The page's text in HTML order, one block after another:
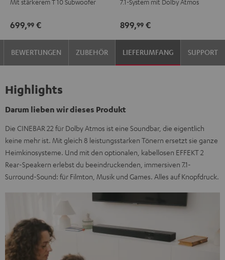
Edition
Dolby
Atmos
"5.1-
Set"
Edition
Dolby
Atmos
"5.1-
Set"
Mit stärkerem T 10 Subwoofer
699,99 €
für
Atmos
"7.1-
Set"
Schwarz
für
Atmos
"7.1-
Set"
Weiß
7.1-System mit Dolby Atmos
899,99 €
BEWERTUNGEN ZUBEHÖR LIEFERUMFANG SUPPORT
Highlights
Darum lieben wir dieses Produkt
Die CINEBAR 22 für Dolby Atmos ist eine Soundbar, die eigentlich
keine mehr ist. Mit gleich 8 leistungsstarken Tönern ersetzt sie ganze
Heimkinosysteme. Und mit den optionalen, kabellosen EFFEKT 2
Rear-Speakern erlebst du beeindruckenden, immersiven 7.1-
Surround-Sound: für Filmton, Musik und Games. Alles auf Knopfdruck.